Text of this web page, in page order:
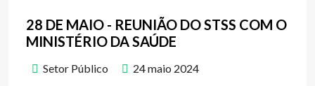
28 DE MAIO - REUNIÃO DO STSS COM O
MINISTÉRIO DA SAÚDE
Setor Público 24 maio 2024